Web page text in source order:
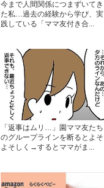
今まで人間関係につまずいてき
た私…過去の経験から学び、実
践している「ママ友付き合...
「返事はムリ…」園ママ友たち
のグループラインを断るとよそ
よそしく→するとママがま...